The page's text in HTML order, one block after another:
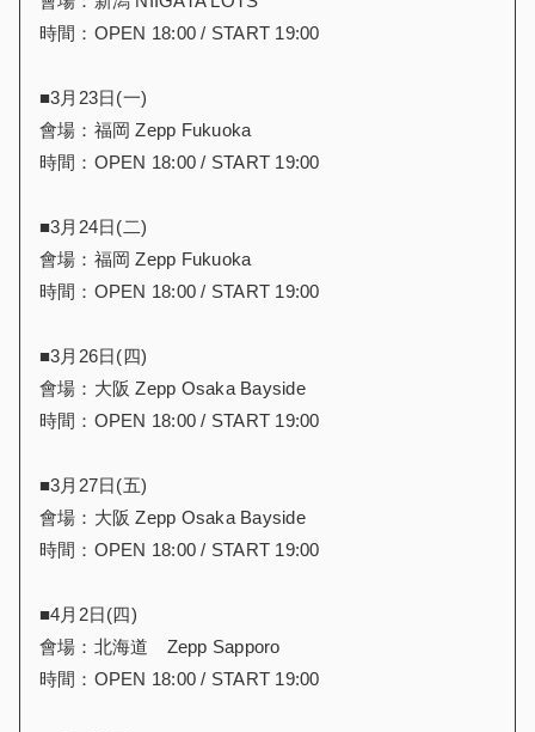
時間：OPEN 18:00 / START 19:00
■3月23日(一)
會場：福岡 Zepp Fukuoka
時間：OPEN 18:00 / START 19:00
■3月24日(二)
會場：福岡 Zepp Fukuoka
時間：OPEN 18:00 / START 19:00
■3月26日(四)
會場：大阪 Zepp Osaka Bayside
時間：OPEN 18:00 / START 19:00
■3月27日(五)
會場：大阪 Zepp Osaka Bayside
時間：OPEN 18:00 / START 19:00
■4月2日(四)
會場：北海道 Zepp Sapporo
時間：OPEN 18:00 / START 19:00